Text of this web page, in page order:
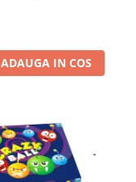
ADAUGA IN COS